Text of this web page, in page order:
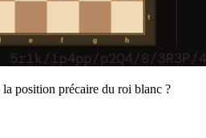
position précaire du roi blanc ?